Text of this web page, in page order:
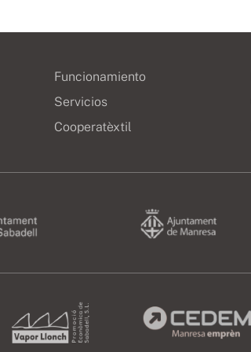
Funcionamiento
Servicios
Cooperatèxtil